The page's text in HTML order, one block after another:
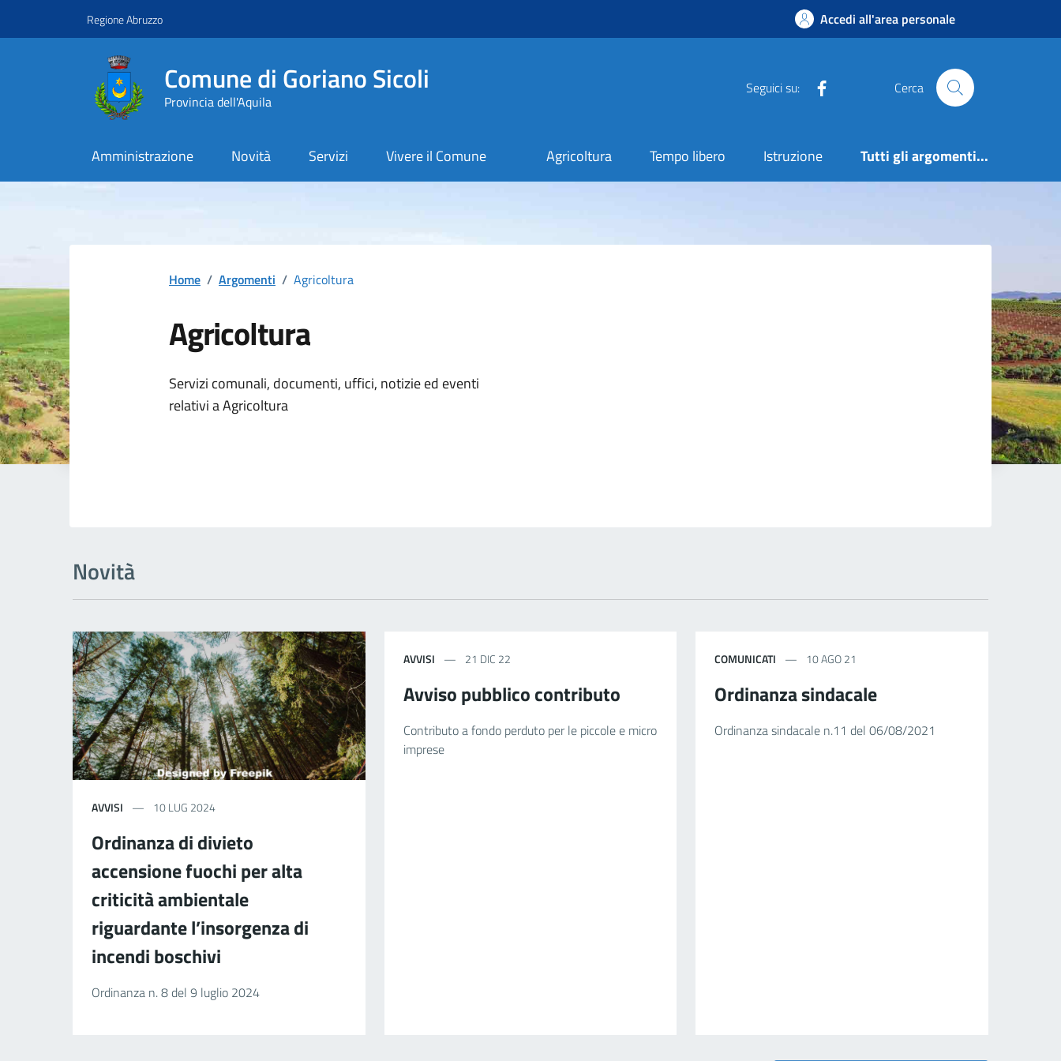
Regione Abruzzo Accedi all'area personale
Comune di Goriano Sicoli
Provincia dell'Aquila
Seguici su: Cerca
Amministrazione Novità Servizi Vivere il Comune Agricoltura Tempo libero Istruzione Tutti gli argomenti...
Home / Argomenti / Agricoltura
Agricoltura
Dettagli dell'argomento
Servizi comunali, documenti, uffici, notizie ed eventi
relativi a Agricoltura
Novità
AVVISI 10 LUG 2024
Ordinanza di divieto
accensione fuochi per alta
criticità ambientale
riguardante l’insorgenza di
incendi boschivi
Ordinanza n. 8 del 9 luglio 2024
AVVISI 21 DIC 22
Avviso pubblico contributo
Contributo a fondo perduto per le piccole e micro
imprese
COMUNICATI 10 AGO 21
Ordinanza sindacale
Ordinanza sindacale n.11 del 06/08/2021